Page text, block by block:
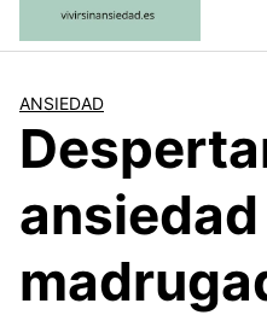
ANSIEDAD
ansiedad